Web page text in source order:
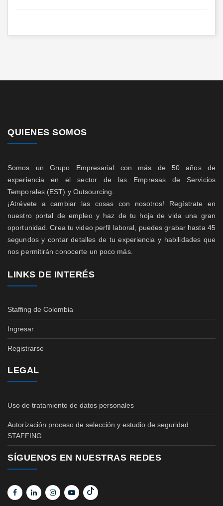
QUIENES SOMOS
Somos un Grupo Empresarial con más de 50 años de
experiencia en el sector de las Empresas de Servicios
Temporales (EST) y Outsourcing.
¡Atrévete a cambiar las cosas con nosotros! Regístrate en
nuestro portal de empleo y haz de tu hoja de vida una gran
oportunidad. Crea tu video perfil laboral, puedes grabar hasta 45
segundos y contar detalles de tu experiencia y habilidades que
nos permitirán conocerte un poco más.
LINKS DE INTERÉS
Staffing de Colombia
Ingresar
Registrarse
LEGAL
Uso de tratamiento de datos personales
Autorización proceso de selección y estudio de seguridad
STAFFING
SÍGUENOS EN NUESTRAS REDES